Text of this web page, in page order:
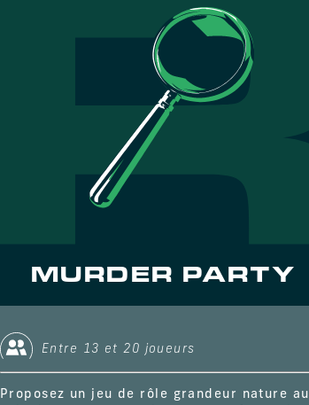
MURDER PARTY
Entre 13 et 20 joueurs
Proposez un jeu de rôle grandeur nature au